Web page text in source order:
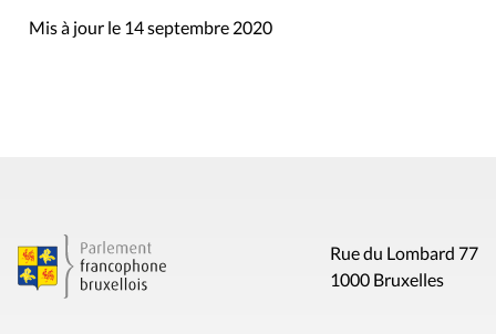
Mis à jour le 14 septembre 2020
Rue du Lombard 77
1000 Bruxelles